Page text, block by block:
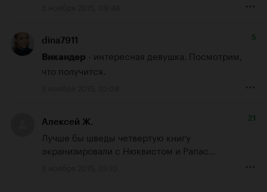
dina7911 5
Викандер - интересная девушка. Посмотрим,
что получится.
Алексей Ж. 21
Лучше бы шведы четвертую книгу
экранизировали с Нюквистом и Рапас...